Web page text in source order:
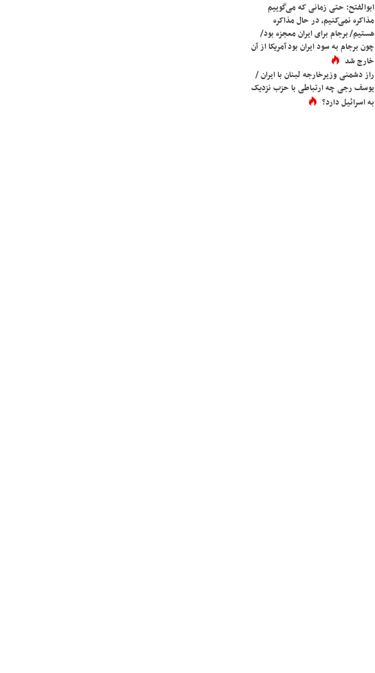
ابوالفتح: حتی زمانی که می‌گوییم
مذاکره نمی‌کنیم، در حال مذاکره
هستیم/ برجام برای ایران معجزه بود/
چون برجام به سود ایران بود آمریکا از آن
خارج شد
راز دشمنی وزیرخارجه لبنان با ایران /
یوسف رجی چه ارتباطی با حزب نزدیک
به اسرائیل دارد؟